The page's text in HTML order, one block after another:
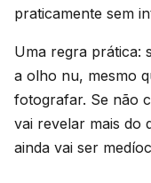
praticamente sem
Uma regra prática:
a olho nu, mesmo
fotografar. Se não
vai revelar mais do
ainda vai ser